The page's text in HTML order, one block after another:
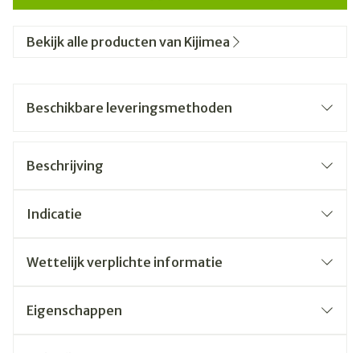
Bekijk alle producten van Kijimea
Beschikbare leveringsmethoden
Beschrijving
Indicatie
Wettelijk verplichte informatie
Eigenschappen